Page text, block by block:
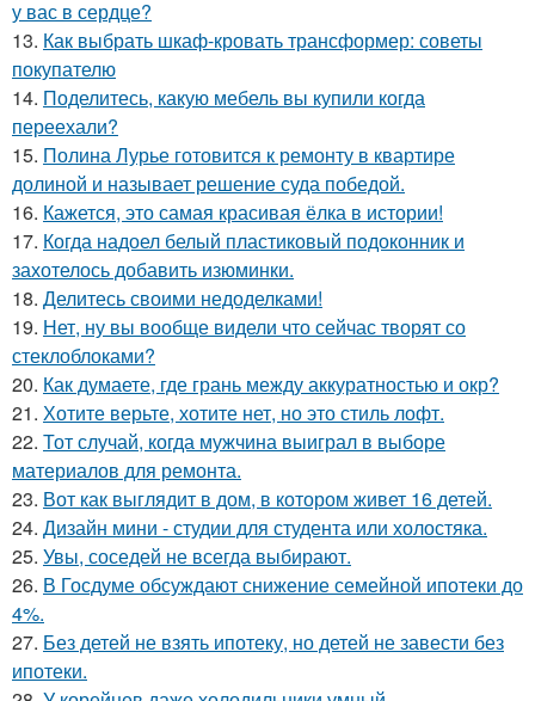
у вас в сердце?
13. Как выбрать шкаф-кровать трансформер: советы
покупателю
14. Поделитесь, какую мебель вы купили когда
переехали?
15. Полина Лурье готовится к ремонту в квартире
долиной и называет решение суда победой.
16. Кажется, это самая красивая ёлка в истории!
17. Когда надоел белый пластиковый подоконник и
захотелось добавить изюминки.
18. Делитесь своими недоделками!
19. Нет, ну вы вообще видели что сейчас творят со
стеклоблоками?
20. Как думаете, где грань между аккуратностью и окр?
21. Хотите верьте, хотите нет, но это стиль лофт.
22. Тот случай, когда мужчина выиграл в выборе
материалов для ремонта.
23. Вот как выглядит в дом, в котором живет 16 детей.
24. Дизайн мини - студии для студента или холостяка.
25. Увы, соседей не всегда выбирают.
26. В Госдуме обсуждают снижение семейной ипотеки до
4%.
27. Без детей не взять ипотеку, но детей не завести без
ипотеки.